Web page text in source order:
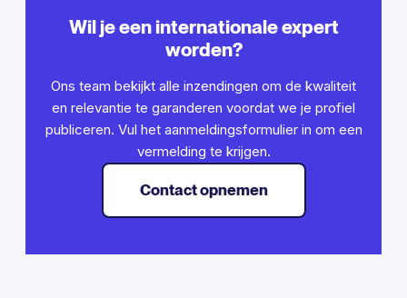
Wil je een internationale expert
worden?
Ons team bekijkt alle inzendingen om de kwaliteit
en relevantie te garanderen voordat we je profiel
publiceren. Vul het aanmeldingsformulier in om een
vermelding te krijgen.
Contact opnemen